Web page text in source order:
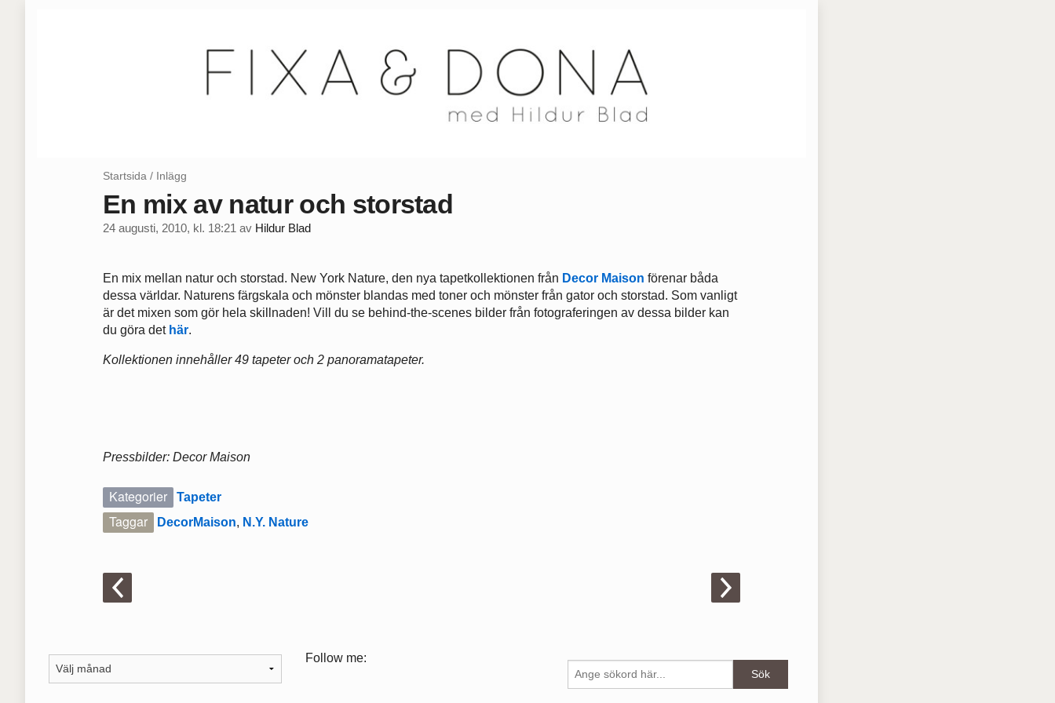
Startsida / Inlägg
En mix av natur och storstad
24 augusti, 2010, kl. 18:21 av Hildur Blad
En mix mellan natur och storstad. New York Nature, den nya tapetkollektionen från Decor Maison förenar båda
dessa världar. Naturens färgskala och mönster blandas med toner och mönster från gator och storstad. Som vanligt
är det mixen som gör hela skillnaden! Vill du se behind-the-scenes bilder från fotograferingen av dessa bilder kan
du göra det här.
Kollektionen innehåller 49 tapeter och 2 panoramatapeter.
Pressbilder: Decor Maison
Kategorier Tapeter
Taggar DecorMaison, N.Y. Nature
Follow me: